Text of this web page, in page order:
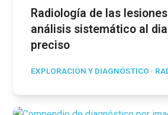
Radiología de las
análisis sistemático al
preciso
EXPLORACIÓN Y DIAGNÓSTICO ·